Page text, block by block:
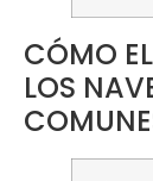
CÓMO
LOS